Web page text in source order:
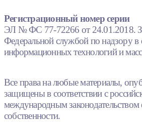
Регистрационный номер серии
ЭЛ № ФС 77-72266 от 24.01.2018.
Федеральной службой по надзору в
информационных технологий и
Все права на любые материалы,
защищены в соответствии с
международным законодательством
собственности.